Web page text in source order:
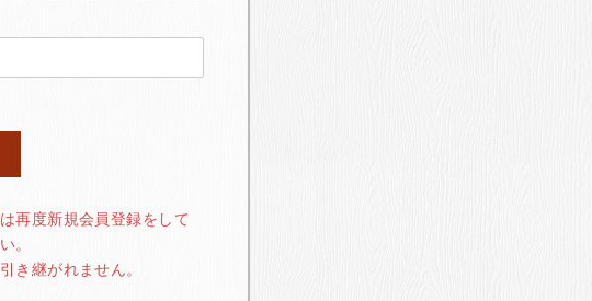
再度新規会員登録をして
。
き継がれません。